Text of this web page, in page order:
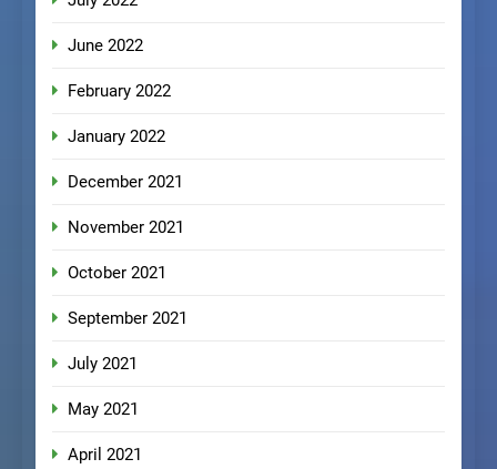
June 2022
February 2022
January 2022
December 2021
November 2021
October 2021
September 2021
July 2021
May 2021
April 2021